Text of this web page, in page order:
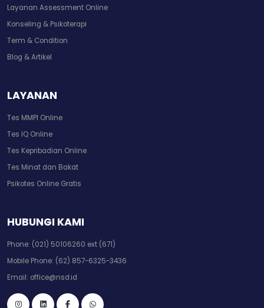
Layanan Assessment Online
Konseling & Psikoterapi
Term & Condition
Blog & Artikel
LAYANAN
Tes MMPI Online
Tes IQ Online
Tes Kepribadian Online
Tes Minat dan Bakat
Psikotes Online Gratis
HUBUNGI KAMI
Phone: (021) 50106260 ext (671)
Mobile Phone: (62) 857-6325-3436
Email: office@nsd.id